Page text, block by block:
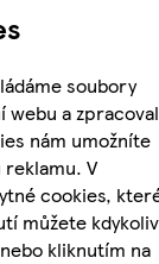
soubory
webu a
nám umožníte
V
cookies,
můžete kdykoliv
nebo kliknutím na